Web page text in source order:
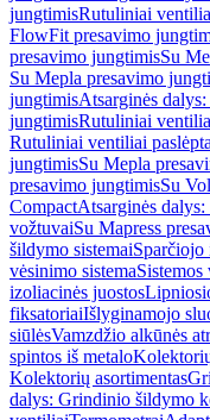
jungtimisRutuliniai
FlowFit presavimo
presavimo jungtimisSu
Su Mepla presavimo
jungtimisAtsarginės
jungtimisRutuliniai
Rutuliniai ventiliai
jungtimisSu Mepla
presavimo jungtimisSu
CompactAtsarginės
vožtuvaiSu Mapress
šildymo sistemaiSparčiojo
vėsinimo sistemaSistemos
izoliacinės juostos
fiksatoriaiIšlyginamojo
siūlėsVamzdžio alkūnės
spintos iš metalo
Kolektorių asortimentas
dalys: Grindinio šildymo